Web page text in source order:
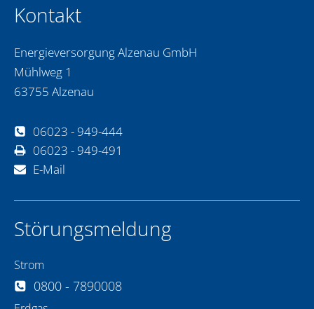
Kontakt
Energieversorgung Alzenau GmbH
Mühlweg 1
63755 Alzenau
06023 - 949-444
06023 - 949-491
E-Mail
Störungsmeldung
Strom
0800 - 7890008